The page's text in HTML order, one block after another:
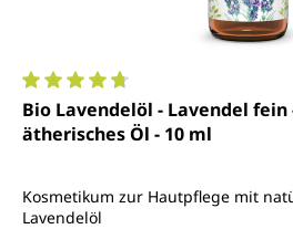
Durchschnittliche Bewertung
Bio Lavendelöl - Lavendel
ätherisches Öl - 10 ml
Kosmetikum zur Hautpflege mit
Lavendelöl